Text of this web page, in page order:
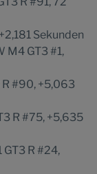
Sekunden
GT3 #1,
#90, +5,063
R #75, +5,635
R #24,